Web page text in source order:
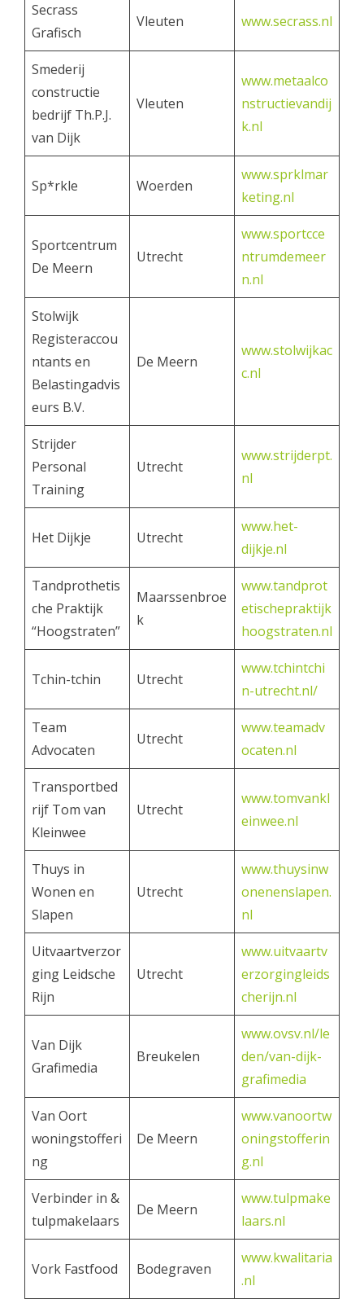
Secrass
Grafisch
Vleuten www.secrass.nl
Smederij
constructie
bedrijf Th.P.J.
van Dijk
Vleuten
www.metaalco
nstructievandij
k.nl
Sp*rkle Woerden
www.sprklmar
keting.nl
Sportcentrum
De Meern
Utrecht
www.sportcce
ntrumdemeer
n.nl
Stolwijk
Registeraccou
ntants en
Belastingadvis
eurs B.V.
De Meern
www.stolwijkac
c.nl
Strijder
Personal
Training
Utrecht
www.strijderpt.
nl
Het Dijkje Utrecht
www.het-
dijkje.nl
Tandprothetis
che Praktijk
“Hoogstraten”
Maarssenbroe
k
www.tandprot
etischepraktijk
hoogstraten.nl
Tchin-tchin Utrecht
www.tchintchi
n-utrecht.nl/
Team
Advocaten
Utrecht
www.teamadv
ocaten.nl
Transportbed
rijf Tom van
Kleinwee
Utrecht
www.tomvankl
einwee.nl
Thuys in
Wonen en
Slapen
Utrecht
www.thuysinw
onenenslapen.
nl
Uitvaartverzor
ging Leidsche
Rijn
Utrecht
www.uitvaartv
erzorgingleids
cherijn.nl
Van Dijk
Grafimedia
Breukelen
www.ovsv.nl/le
den/van-dijk-
grafimedia
Van Oort
woningstofferi
ng
De Meern
www.vanoortw
oningstofferin
g.nl
Verbinder in &
tulpmakelaars
De Meern
www.tulpmake
laars.nl
Vork Fastfood Bodegraven
www.kwalitaria
.nl